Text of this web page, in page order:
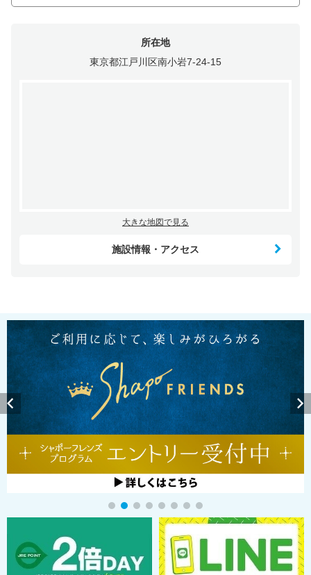
所在地
東京都江戸川区南小岩7-24-15
大きな地図で見る
施設情報・アクセス